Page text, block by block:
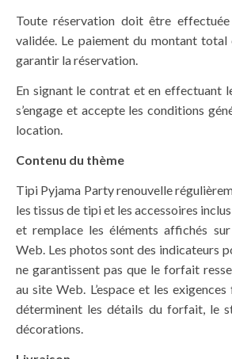
Toute réservation doit être
validée. Le paiement du montant total
garantir la réservation.
En signant le contrat et en effectuant
s’engage et accepte les conditions
location.
Contenu du thème
Tipi Pyjama Party renouvelle
les tissus de tipi et les accessoires
et remplace les éléments affichés
Web. Les photos sont des indicateurs
ne garantissent pas que le forfait
au site Web. L’espace et les
déterminent les détails du forfait, le
décorations.